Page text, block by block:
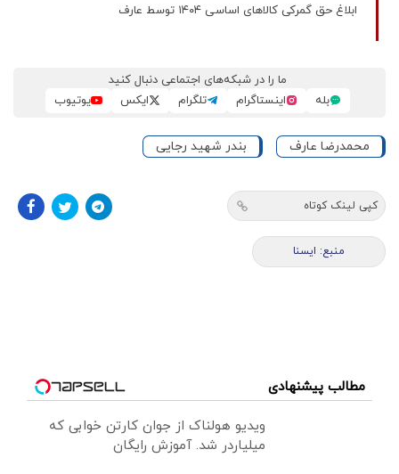
ابلاغ حق گمرکی کالاهای اساسی ۱۴۰۴ توسط عارف
ما را در شبکه‌های اجتماعی دنبال کنید
بله
اینستاگرام تلگرام ایکس یوتیوب
محمدرضا عارف بندر شهید رجایی
کپی لینک کوتاه
منبع: ايسنا
مطالب پیشنهادی
ویدیو هولناک از جوان کارتن خوابی که
میلیاردر شد. آموزش رایگان